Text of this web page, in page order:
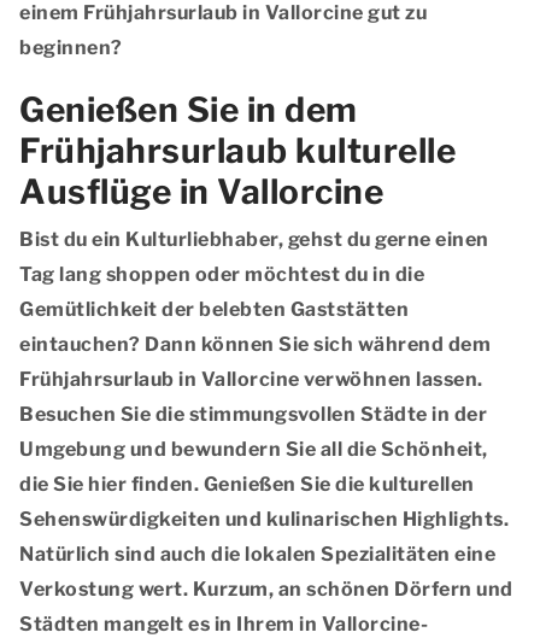
einem Frühjahrsurlaub in Vallorcine gut zu
beginnen?
Genießen Sie in dem
Frühjahrsurlaub kulturelle
Ausflüge in Vallorcine
Bist du ein Kulturliebhaber, gehst du gerne einen
Tag lang shoppen oder möchtest du in die
Gemütlichkeit der belebten Gaststätten
eintauchen? Dann können Sie sich während dem
Frühjahrsurlaub in Vallorcine verwöhnen lassen.
Besuchen Sie die stimmungsvollen Städte in der
Umgebung und bewundern Sie all die Schönheit,
die Sie hier finden. Genießen Sie die kulturellen
Sehenswürdigkeiten und kulinarischen Highlights.
Natürlich sind auch die lokalen Spezialitäten eine
Verkostung wert. Kurzum, an schönen Dörfern und
Städten mangelt es in Ihrem in Vallorcine-